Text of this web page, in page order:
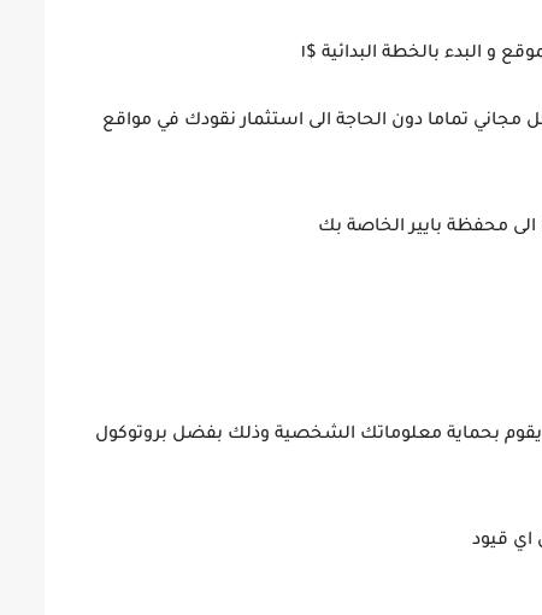
و البدء بالخطة البدائية $١
تماما دون الحاجة الى استثمار نقودك في مواقع
محفظة بايير الخاصة بك
يقوم بحماية معلوماتك الشخصية وذلك بفضل بروتوكول
قيود